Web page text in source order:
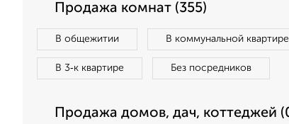
Продажа комнат (355)
В общежитии В коммунальной квартире
В 3‑к квартире Без посредников
Продажа домов, дач, коттеджей